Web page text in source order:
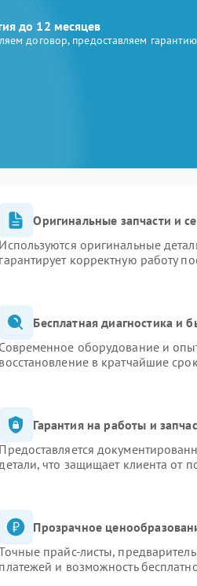
до 12 месяцев
договор, предоставляем гарантию
Оригинальные запчасти и
Используются оригинальные
гарантирует корректную работу
Бесплатная диагностика и
Современное оборудование и
восстановление в кратчайшие
Гарантия на работы и
Предоставляется
что защищает клиента от
Прозрачное
прайс-листы,
платежей и возможность